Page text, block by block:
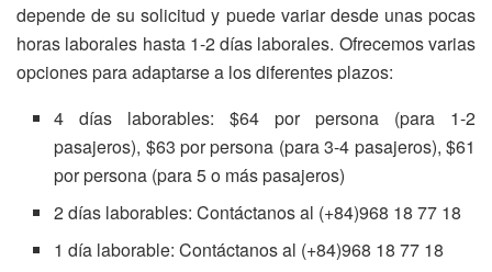
depende de su solicitud y puede variar desde unas pocas
horas laborales hasta 1-2 días laborales. Ofrecemos varias
opciones para adaptarse a los diferentes plazos:
4 días laborables: $64 por persona (para 1-2
pasajeros), $63 por persona (para 3-4 pasajeros), $61
por persona (para 5 o más pasajeros)
2 días laborables: Contáctanos al (+84)968 18 77 18
1 día laborable: Contáctanos al (+84)968 18 77 18